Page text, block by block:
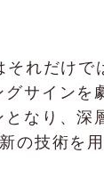
れだけで
サインを
なり、深
の技術を